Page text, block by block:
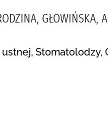
GŁOWIŃSKA,
Stomatolodzy,